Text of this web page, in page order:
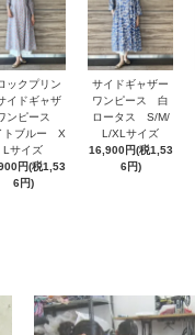
ックプリン
イドギャザ
ンピース
トブルー X
Lサイズ
円(税1,53
6円)
サイドギャザー
ワンピース 白
ロータス S/M/
L/XLサイズ
16,900円(税1,53
6円)